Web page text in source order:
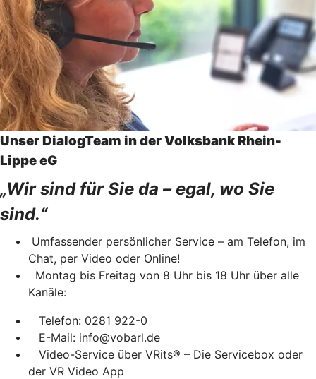
Unser DialogTeam in der Volksbank Rhein-
Lippe eG
„Wir sind für Sie da – egal, wo Sie
sind.“
Umfassender persönlicher Service – am Telefon, im
Chat, per Video oder Online!
Montag bis Freitag von 8 Uhr bis 18 Uhr über alle
Kanäle:
Telefon: 0281 922-0
E-Mail: info@vobarl.de
Video-Service über VRits® – Die Servicebox oder
der VR Video App